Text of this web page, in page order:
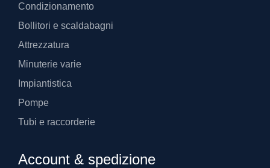
Condizionamento
Bollitori e scaldabagni
Attrezzatura
Minuterie varie
Impiantistica
Pompe
Tubi e raccorderie
Account & spedizione